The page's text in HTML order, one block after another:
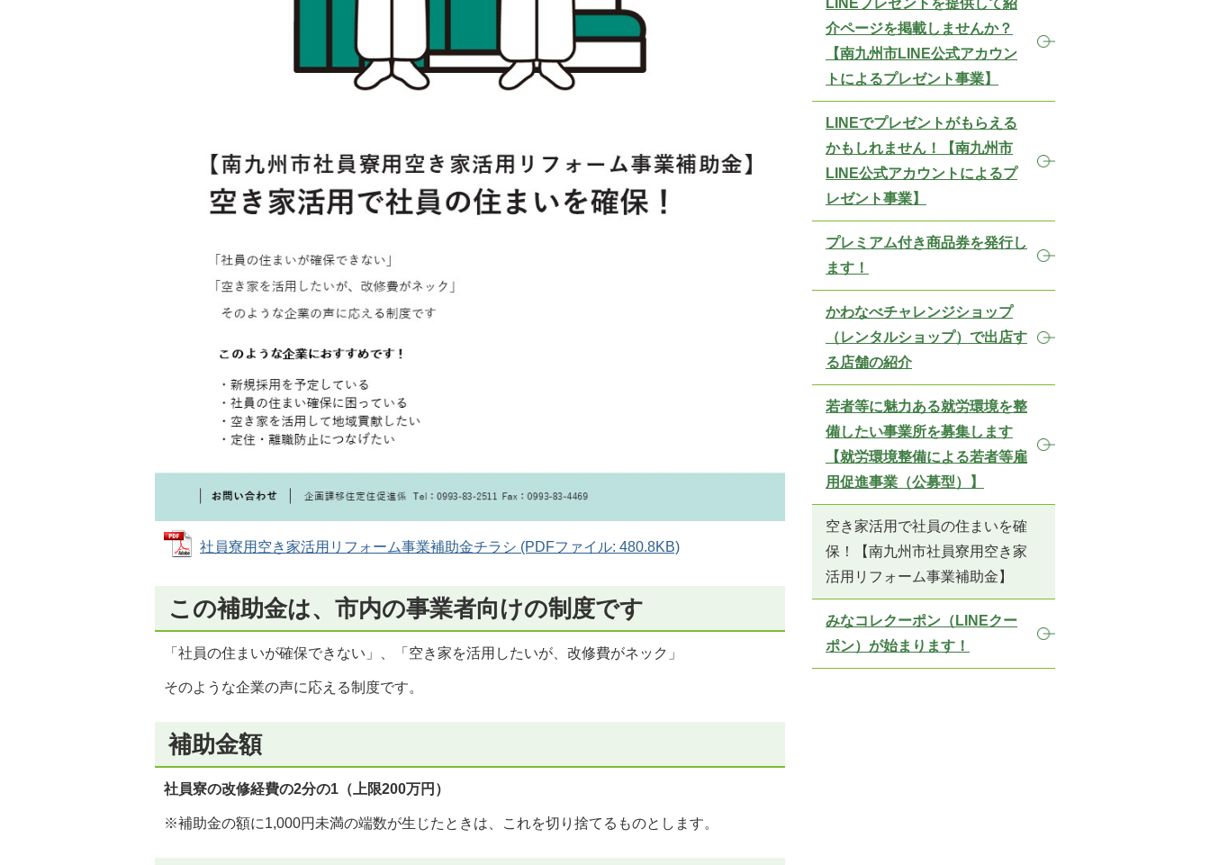
社員寮用空き家活用リフォーム事業補助金チラシ (PDFファイル: 480.8KB)
この補助金は、市内の事業者向けの制度です
「社員の住まいが確保できない」、「空き家を活用したいが、改修費がネック」
そのような企業の声に応える制度です。
補助金額
社員寮の改修経費の2分の1（上限200万円）
※補助金の額に1,000円未満の端数が生じたときは、これを切り捨てるものとします。
LINEプレゼントを提供して紹
介ページを掲載しませんか？
【南九州市LINE公式アカウン
トによるプレゼント事業】
LINEでプレゼントがもらえる
かもしれません！【南九州市
LINE公式アカウントによるプ
レゼント事業】
プレミアム付き商品券を発行し
ます！
かわなべチャレンジショップ
（レンタルショップ）で出店す
る店舗の紹介
若者等に魅力ある就労環境を整
備したい事業所を募集します
【就労環境整備による若者等雇
用促進事業（公募型）】
空き家活用で社員の住まいを確
保！【南九州市社員寮用空き家
活用リフォーム事業補助金】
みなコレクーポン（LINEクー
ポン）が始まります！